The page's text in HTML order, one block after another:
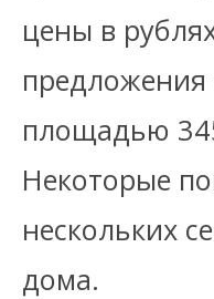
цены в
предложения
площадью
Некоторые
нескольких
дома.